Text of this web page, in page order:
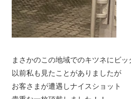
まさかのこの地域でのキツネにビッ
以前私も見たことがありましたが
お客さまが遭遇しナイスショット